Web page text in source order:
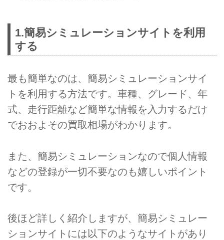
1.簡易シミュレーションサイトを利用
する
最も簡単なのは、簡易シミュレーションサイ
トを利用する方法です。車種、グレード、年
式、走行距離など簡単な情報を入力するだけ
でおおよその買取相場がわかります。
また、簡易シミュレーションなので個人情報
などの登録が一切不要なのも嬉しいポイント
です。
後ほど詳しく紹介しますが、簡易シミュレー
ションサイトには以下のようなサイトがあり